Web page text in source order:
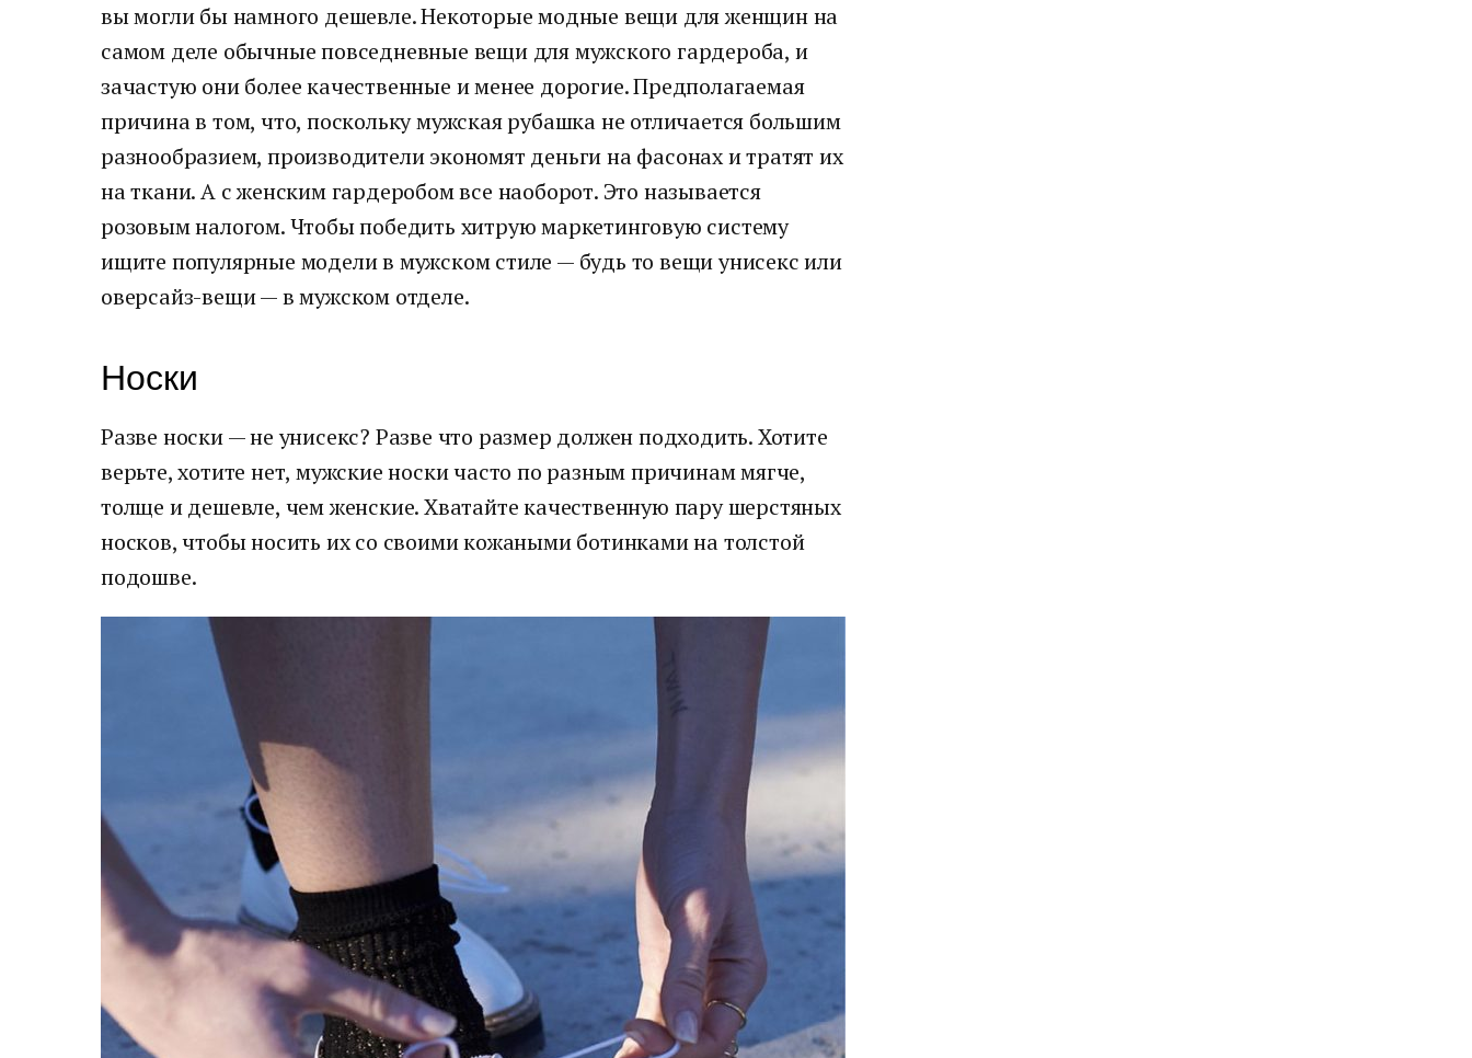
вы могли бы намного дешевле. Некоторые модные вещи для женщин на
самом деле обычные повседневные вещи для мужского гардероба, и
зачастую они более качественные и менее дорогие. Предполагаемая
причина в том, что, поскольку мужская рубашка не отличается большим
разнообразием, производители экономят деньги на фасонах и тратят их
на ткани. А с женским гардеробом все наоборот. Это называется
розовым налогом. Чтобы победить хитрую маркетинговую систему
ищите популярные модели в мужском стиле — будь то вещи унисекс или
оверсайз-вещи — в мужском отделе.
Носки
Разве носки — не унисекс? Разве что размер должен подходить. Хотите
верьте, хотите нет, мужские носки часто по разным причинам мягче,
толще и дешевле, чем женские. Хватайте качественную пару шерстяных
носков, чтобы носить их со своими кожаными ботинками на толстой
подошве.